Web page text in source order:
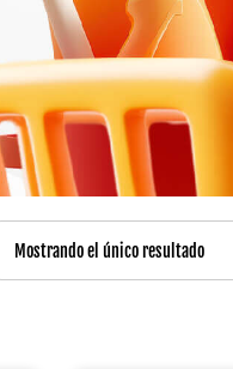
Mostrando el único resultado